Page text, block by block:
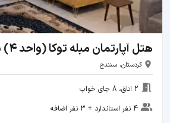
هتل آپارتمان مبله توکا (واحد ۴) سنندج
کردستان، سنندج
2 اتاق، 8 جای خواب
4 نفر استاندارد + 3 نفر اضافه